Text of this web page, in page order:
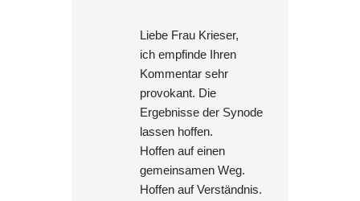
Liebe Frau Krieser,
ich empfinde Ihren
Kommentar sehr
provokant. Die
Ergebnisse der Synode
lassen hoffen.
Hoffen auf einen
gemeinsamen Weg.
Hoffen auf Verständnis.